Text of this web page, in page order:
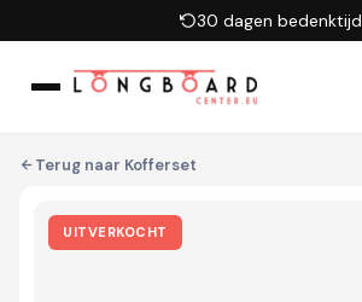
30 dagen bedenktijd
Terug naar Kofferset
UITVERKOCHT